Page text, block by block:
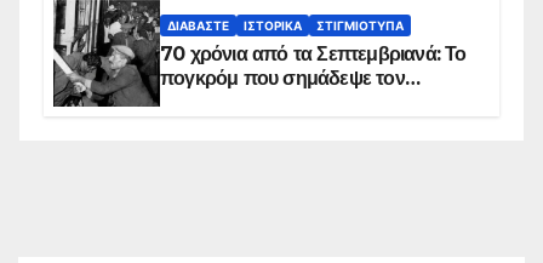
ΔΙΑΒΆΣΤΕ ΙΣΤΟΡΙΚΆ ΣΤΙΓΜΙΌΤΥΠΑ
70 χρόνια από τα Σεπτεμβριανά: Το
πογκρόμ που σημάδεψε τον